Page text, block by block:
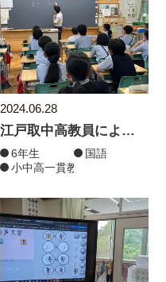
2024.06.28
江戸取中高教員による出前授業を行いました③
6年生
国語
小中高一貫教育